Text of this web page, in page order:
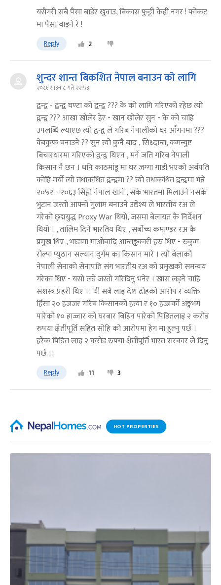
यसैगरी सबै पैसा बाडेर खुवाउ, बिकास फुट्टी केही नगर ! फोकट
मा पैसा बाडने रे !
Reply 2
शुन्दर शान्त बिकशित नेपाल बनाउन को लागि
२०८१ साउन ८ गते २२:५३
द्वन्द्व - द्वन्द्व घण्टा को द्वन्द्व ??? के को लागि गरिएको रहेछ त्यो
द्वन्द्व ??? आखा खोलेर हेर - खान खोलेर सुन - के को चाहि
उपलब्धि ल्याएछ त्यो द्वन्द्व ले गरिब नेपालीको घर आँगनमा ???
वेबकुफ बनाउने ?? सुन त्यो कुनै बाद , सिध्दान्त, कमन्युष्ट
बिचारधारमा गरिएको द्वन्द्व थिएन , मर्ने जति गरिब नेपाली
किसान नै छन । धनि काठमांडू मा घर जग्गा गाडी भएको अर्बपति
कोहि मर्यो त्यो तथाकथित द्वन्द्वमा ?? त्यो तथाकथित द्वन्द्वमा भन्ने
२०५२ - २०६३ सिङ्गो नेपाल खाने , सके भारतमा मिलाउने नसके
भुटान जस्तो आफ्नो गुलाम बनाउने उद्येश्य ले भारतीय रअ ले
गरेको छ्द्मयुद्ध Proxy War थियो, जसमा बेलायत कै निर्देशन
थियो । , तालिम दिने भारतिय थिए , सर्बोच्च कमाण्डर रअ कै
प्रमुख थिए , भाडामा माओबादि आन्तङ्ककारी हरु थिए - रुकुम
रोल्पा प्युठान सल्यान दुर्गम का किसान मारे । त्यो बेलाको
नेपाली सेनाको सेनापति संग भारतीय रअ को प्रमुखको समन्वय
गरेका थिए - यसो लडे जस्तो गरिदिनु भनेर । खास लड्ने चाहि
सशस्त्र प्रहरी थिए ।। यी सबै लाइ देश द्रोहको आरोप र व्यक्ति
हिँसा २० हजजर गरिब किसानको हत्या र १० हज्जर्को अङ्गभंग
पारेको १० हाज्जार को घरबार बिहिन पारेको पिडितलाइ २ करोड
रुपया क्षेतीपूर्ति सहित सोहि को आरोपमा हेग मा हुल्नु पर्छ ।
हरेक पिडित लाइ २ करोड रुपया क्षेतीपूर्ति भारत सरकार ले दिनु
पर्छ ।।
Reply 11 3
HOT PROPERTIES